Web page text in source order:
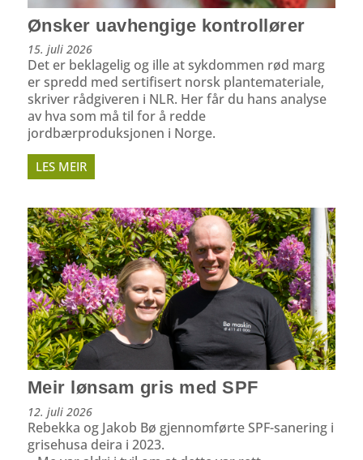
Ønsker uavhengige kontrollører
15. juli 2026
Det er beklagelig og ille at sykdommen rød marg
er spredd med sertifisert norsk plantemateriale,
skriver rådgiveren i NLR. Her får du hans analyse
av hva som må til for å redde
jordbærproduksjonen i Norge.
LES MEIR
Meir lønsam gris med SPF
12. juli 2026
Rebekka og Jakob Bø gjennomførte SPF-sanering i
grisehusa deira i 2023.